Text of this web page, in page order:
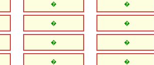
� �
� �
� �
� �